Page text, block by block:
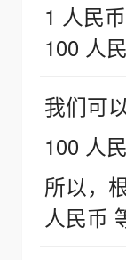
1 人民
100 人
我们可
100 人
所以，
人民币